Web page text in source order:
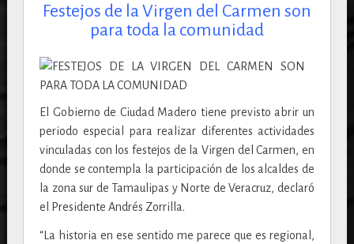
Festejos de la Virgen del Carmen son
para toda la comunidad
El Gobierno de Ciudad Madero tiene previsto abrir un
periodo especial para realizar diferentes actividades
vinculadas con los festejos de la Virgen del Carmen, en
donde se contempla la participación de los alcaldes de
la zona sur de Tamaulipas y Norte de Veracruz, declaró
el Presidente Andrés Zorrilla.
“La historia en ese sentido me parece que es regional,